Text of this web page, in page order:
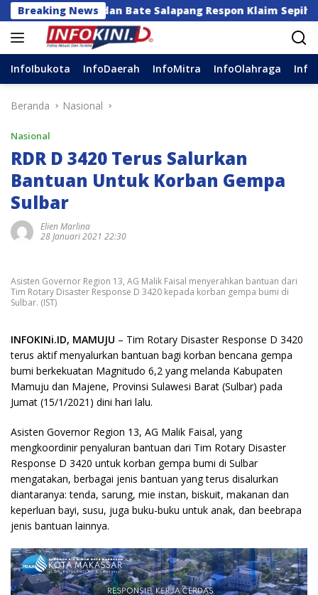
Langsung
ke
konten
Breaking News
dan Bate Salapang Respon Klaim Sepihak, Tekankan
InfoIbukota InfoDaerah InfoMitra InfoOlahraga
Beranda Nasional
Nasional
RDR D 3420 Terus Salurkan
Bantuan Untuk Korban Gempa
Sulbar
Elien Marlina
28 Januari 2021 22:30
Asisten Governor Region 13, AG Malik Faisal menyerahkan bantuan dari
Tim Rotary Disaster Response D 3420 kepada korban gempa bumi di
Sulbar. (IST)
INFOKINi.ID, MAMUJU – Tim Rotary Disaster Response D 3420
terus aktif menyalurkan bantuan bagi korban bencana gempa
bumi berkekuatan Magnitudo 6,2 yang melanda Kabupaten
Mamuju dan Majene, Provinsi Sulawesi Barat (Sulbar) pada
Jumat (15/1/2021) dini hari lalu.
Asisten Governor Region 13, AG Malik Faisal, yang
mengkoordinir penyaluran bantuan dari Tim Rotary Disaster
Response D 3420 untuk korban gempa bumi di Sulbar
mengatakan, berbagai jenis bantuan yang terus disalurkan
diantaranya: tenda, sarung, mie instan, biskuit, makanan dan
keperluan bayi, susu, juga buku-buku untuk anak, dan beebrapa
jenis bantuan lainnya.